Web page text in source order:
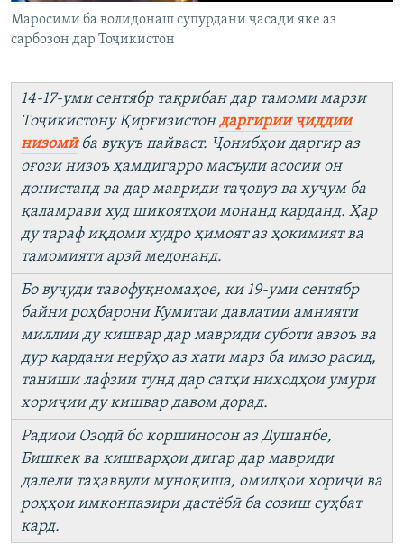
Маросими ба волидонаш супурдани ҷасади яке аз
сарбозон дар Тоҷикистон
14-17-уми сентябр тақрибан дар тамоми марзи
Тоҷикистону Қирғизистондаргирии ҷиддии
низомӣба вуқуъ пайваст. Ҷонибҳои даргир аз
оғози низоъ ҳамдигарро масъули асосии он
донистанд ва дар мавриди таҷовуз ва ҳуҷум ба
қаламрави худ шикоятҳои монанд карданд. Ҳар
ду тараф иқдоми худро ҳимоят аз ҳокимият ва
тамомияти арзӣ медонанд.
Бо вуҷуди тавофуқномаҳое, ки 19-уми сентябр
байни роҳбарони Кумитаи давлатии амнияти
миллии ду кишвар дар мавриди суботи авзоъ ва
дур кардани нерӯҳо аз хати марз ба имзо расид,
таниши лафзии тунд дар сатҳи ниҳодҳои умури
хориҷии ду кишвар давом дорад.
Радиои Озодӣ бо коршиносон аз Душанбе,
Бишкек ва кишварҳои дигар дар мавриди
далели таҳаввули муноқиша, омилҳои хориҷӣ ва
роҳҳои имконпазири дастёбӣ ба созиш суҳбат
кард.